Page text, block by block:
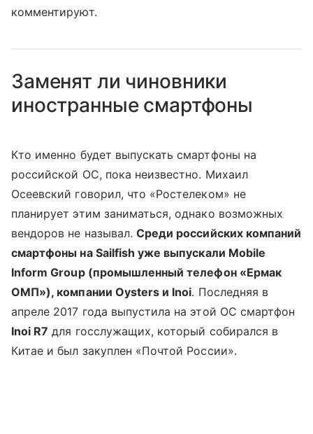
комментируют.
Заменят ли чиновники
иностранные смартфоны
Кто именно будет выпускать смартфоны на
российской ОС, пока неизвестно. Михаил
Осеевский говорил, что «Ростелеком» не
планирует этим заниматься, однако возможных
вендоров не называл.Среди российских компаний
смартфоны на Sailfish уже выпускали Mobile
Inform Group (промышленный телефон «Ермак
ОМП»), компании Oysters и Inoi. Последняя в
апреле 2017 года выпустила на этой ОС смартфон
Inoi R7 для госслужащих, который собирался в
Китае и был закуплен «Почтой России».